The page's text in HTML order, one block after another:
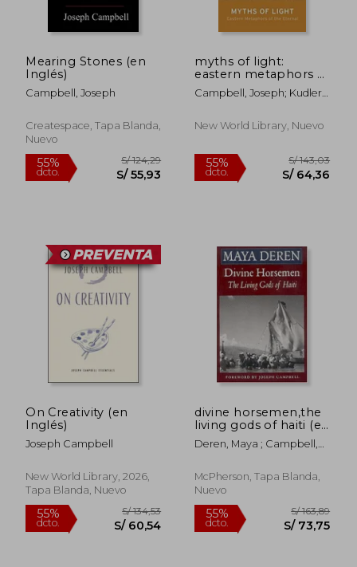
55% S/ 239,12 55%
55% 55%
Mearing Stones (en
Inglés)
Campbell, Joseph
Createspace, Tapa Blanda,
Nuevo
myths of light:
eastern metaphors of
the eternal (en
Inglés)
Campbell, Joseph; Kudler,
New World Library, Nuevo
On Creativity (en
Inglés)
Joseph Campbell
New World Library, 2026,
Tapa Blanda, Nuevo
divine horsemen,the
living gods of haiti (en
Inglés)
Deren, Maya ; Campbell,
McPherson, Tapa Blanda,
Nuevo